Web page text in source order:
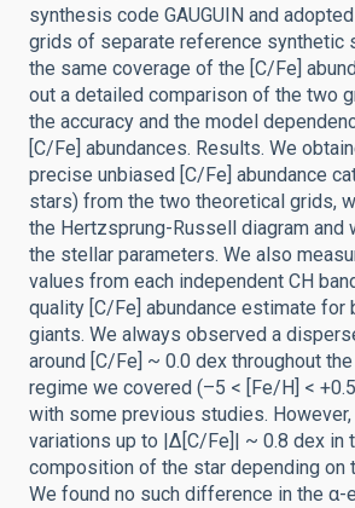
synthesis code GAUGUIN and
grids of separate reference synthetic
the same coverage of the [C/Fe]
out a detailed comparison of the two
the accuracy and the model
[C/Fe] abundances. Results. We
precise unbiased [C/Fe] abundance
stars) from the two theoretical grids,
the Hertzsprung-Russell diagram and
the stellar parameters. We also
values from each independent CH
quality [C/Fe] abundance estimate for
giants. We always observed a
around [C/Fe] ~ 0.0 dex throughout
regime we covered (–5 < [Fe/H] <
with some previous studies.
variations up to |Δ[C/Fe]| ~ 0.8 dex in
composition of the star depending on
We found no such difference in the α-